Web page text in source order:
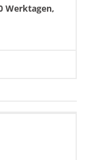
Werktagen,